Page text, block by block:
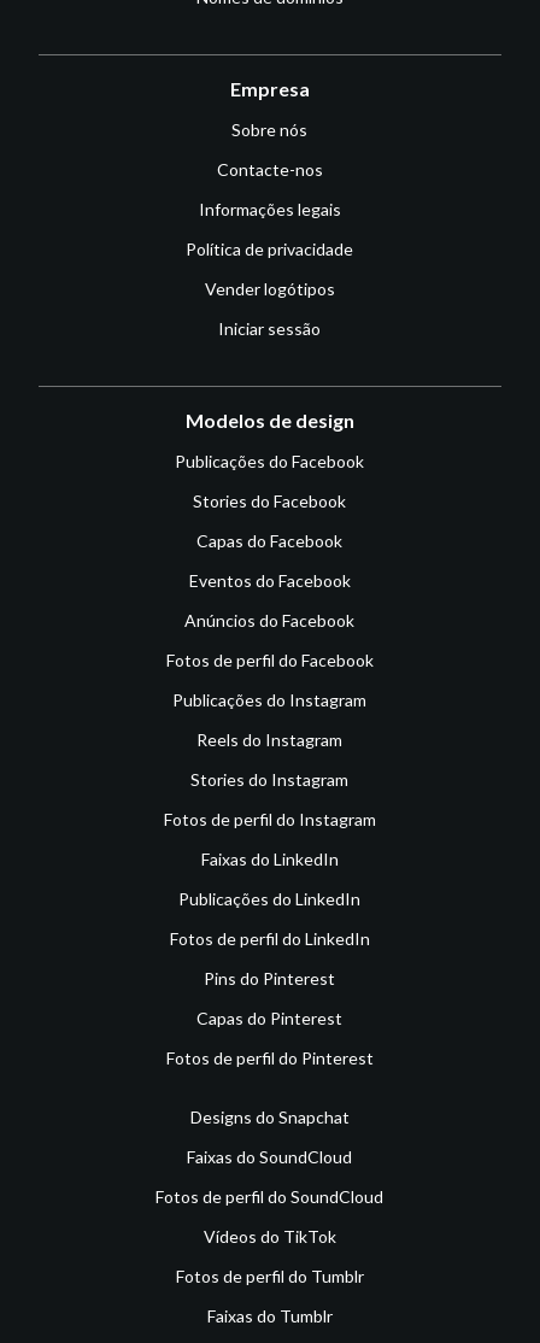
Empresa
Sobre nós
Contacte-nos
Informações legais
Política de privacidade
Vender logótipos
Iniciar sessão
Modelos de design
Publicações do Facebook
Stories do Facebook
Capas do Facebook
Eventos do Facebook
Anúncios do Facebook
Fotos de perfil do Facebook
Publicações do Instagram
Reels do Instagram
Stories do Instagram
Fotos de perfil do Instagram
Faixas do LinkedIn
Publicações do LinkedIn
Fotos de perfil do LinkedIn
Pins do Pinterest
Capas do Pinterest
Fotos de perfil do Pinterest
Designs do Snapchat
Faixas do SoundCloud
Fotos de perfil do SoundCloud
Vídeos do TikTok
Fotos de perfil do Tumblr
Faixas do Tumblr